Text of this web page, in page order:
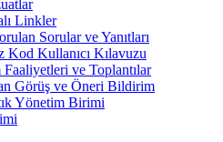
Linkler
Sorular ve Yanıtları
Kod Kullanıcı Kılavuzu
ve Toplantılar
Görüş ve Öneri Bildirim
Yönetim Birimi